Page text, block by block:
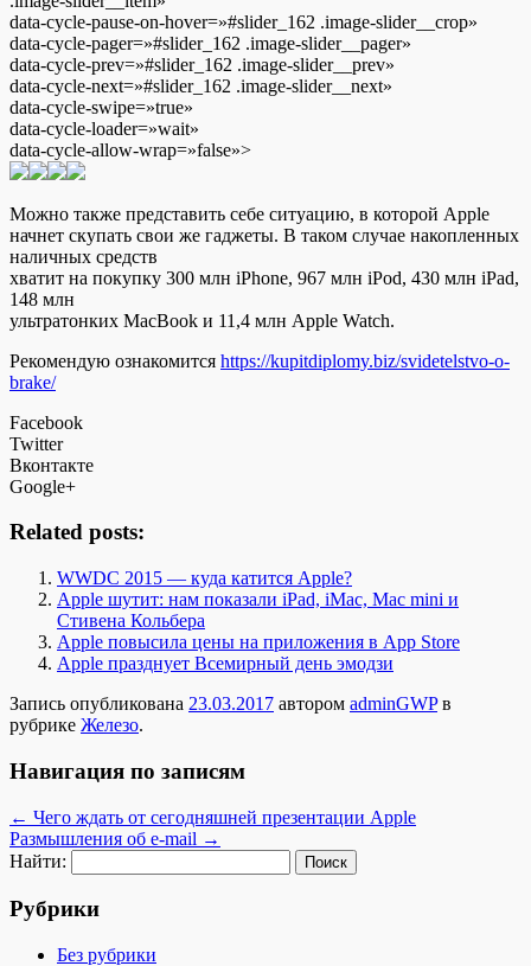
data-cycle-pause-on-hover=»#slider_162 .image-slider__crop»
data-cycle-pager=»#slider_162 .image-slider__pager»
data-cycle-prev=»#slider_162 .image-slider__prev»
data-cycle-next=»#slider_162 .image-slider__next»
data-cycle-swipe=»true»
data-cycle-loader=»wait»
data-cycle-allow-wrap=»false»>
Можно также представить себе ситуацию, в которой Apple
начнет скупать свои же гаджеты. В таком случае накопленных
наличных средств
хватит на покупку 300 млн iPhone, 967 млн iPod, 430 млн iPad,
148 млн
ультратонких MacBook и 11,4 млн Apple Watch.
Рекомендую ознакомится https://kupitdiplomy.biz/svidetelstvo-o-
brake/
Facebook
Twitter
Вконтакте
Google+
Related posts:
WWDC 2015 — куда катится Apple?
Apple шутит: нам показали iPad, iMac, Mac mini и
Стивена Кольбера
Apple повысила цены на приложения в App Store
​Apple празднует Всемирный день эмодзи
Запись опубликована 23.03.2017 автором adminGWPв
рубрике Железо.
Навигация по записям
← Чего ждать от сегодняшней презентации Apple
Размышления об e-mail →
Найти:
Рубрики
Без рубрики